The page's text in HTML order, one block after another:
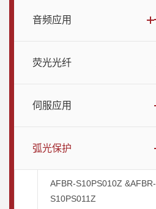
音频应用
荧光光纤
伺服应用
弧光保护
AFBR-S10PS010Z &AFBR-
S10PS011Z